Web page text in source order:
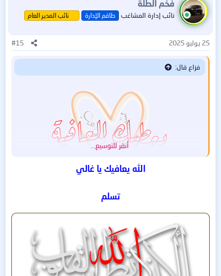
ا
ع
ا
ت
:
فخم الطلة
نائب إدارة المشاغب طاقم الإدارة نائب المدير العام
25 يوليو 2025 #15
فزاع قال:
أنقر للتوسيع...
الله يعافيك يا غالي
تسلم